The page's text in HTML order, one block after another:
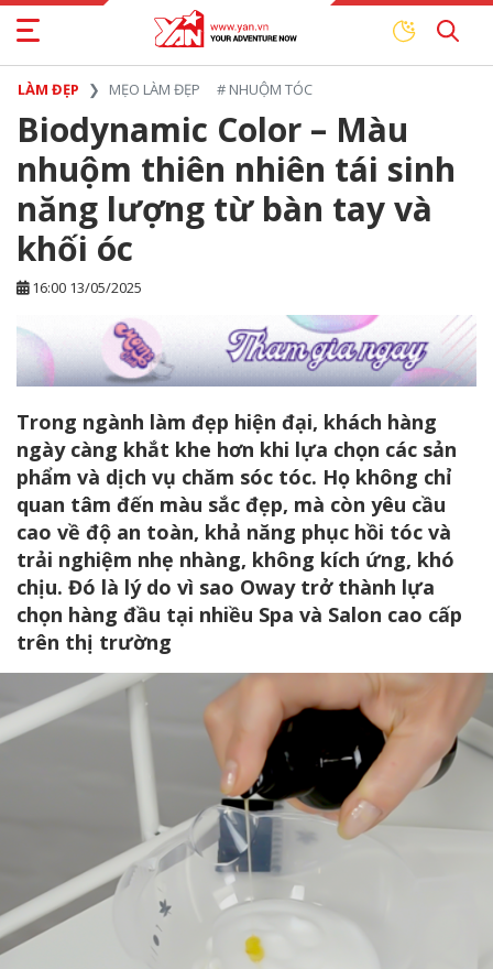
LÀM ĐẸP MẸO LÀM ĐẸP # NHUỘM TÓC
Biodynamic Color – Màu
nhuộm thiên nhiên tái sinh
năng lượng từ bàn tay và
khối óc
16:00 13/05/2025
Trong ngành làm đẹp hiện đại, khách hàng
ngày càng khắt khe hơn khi lựa chọn các sản
phẩm và dịch vụ chăm sóc tóc. Họ không chỉ
quan tâm đến màu sắc đẹp, mà còn yêu cầu
cao về độ an toàn, khả năng phục hồi tóc và
trải nghiệm nhẹ nhàng, không kích ứng, khó
chịu. Đó là lý do vì sao Oway trở thành lựa
chọn hàng đầu tại nhiều Spa và Salon cao cấp
trên thị trường